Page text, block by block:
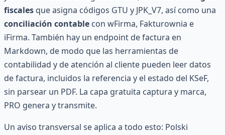
fiscales que asigna códigos GTU y JPK_V7, así como una
conciliación contable con wFirma, Fakturownia e
iFirma. También hay un endpoint de factura en
Markdown, de modo que las herramientas de
contabilidad y de atención al cliente pueden leer datos
de factura, incluidos la referencia y el estado del KSeF,
sin parsear un PDF. La capa gratuita captura y marca,
PRO genera y transmite.
Un aviso transversal se aplica a todo esto: Polski